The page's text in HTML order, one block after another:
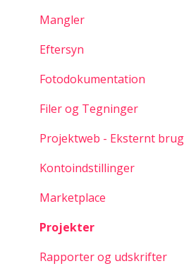
Mangler
Eftersyn
Fotodokumentation
Filer og Tegninger
Projektweb - Eksternt brug
Kontoindstillinger
Marketplace
Projekter
Rapporter og udskrifter